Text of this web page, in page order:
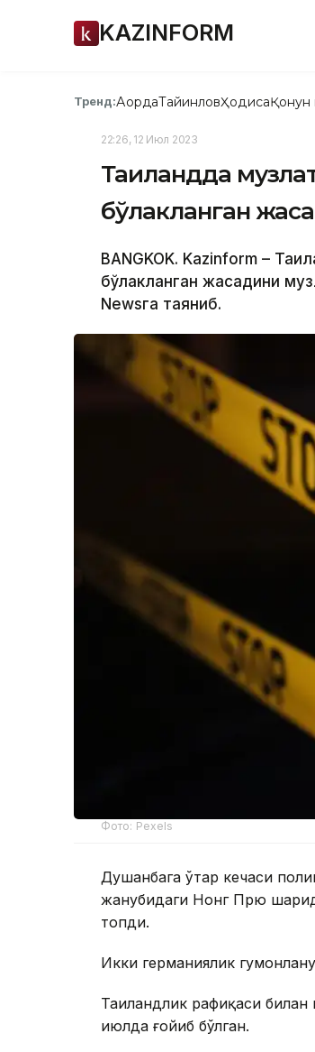
KAZINFORM
Тренд:АқордаТайинловҲодисаҚонун
22:26, 12 Июл 2023
Таиландда
бўлакланган
BANGKOK. Kazinform –
бўлакланган жасадини
Newsга таяниб.
Фото: Pexels
Душанбага ўтар кечаси
жанубидаги Нонг Прю
топди.
Икки германиялик
Таиландлик рафиқаси
июлда ғойиб бўлган.